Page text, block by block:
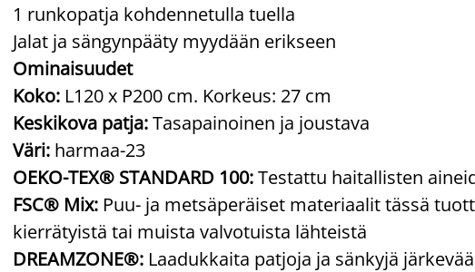
1 runkopatja kohdennetulla tuella
Jalat ja sängynpääty myydään erikseen
Ominaisuudet
Koko: L120 x P200 cm. Korkeus: 27 cm
Keskikova patja:Tasapainoinen ja joustava
Väri: harmaa-23
OEKO-TEX® STANDARD 100:Testattu haitallisten
FSC® Mix: Puu- ja metsäperäiset materiaalit tässä
kierrätyistä tai muista valvotuista lähteistä
DREAMZONE®: Laadukkaita patjoja ja sänkyjä